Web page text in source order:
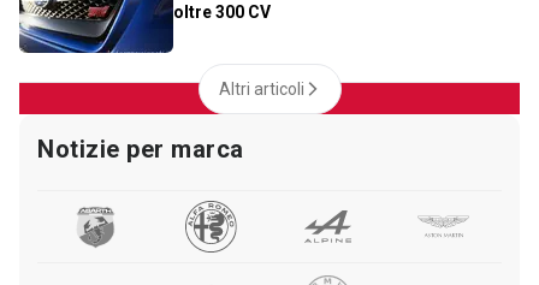
oltre 300 CV
Altri articoli
Notizie per marca